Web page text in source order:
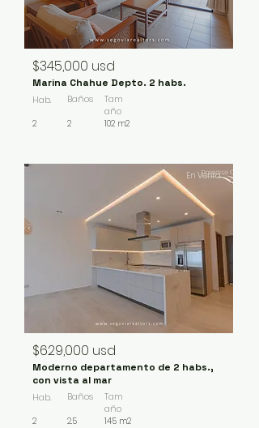
$345,000 usd
Marina Chahue Depto. 2 habs.
Hab.
2
Baños
2
Tam
año
102 m2
En Venta
$629,000 usd
Moderno departamento de 2 habs.,
con vista al mar
Hab.
2
Baños
2.5
Tam
año
145 m2